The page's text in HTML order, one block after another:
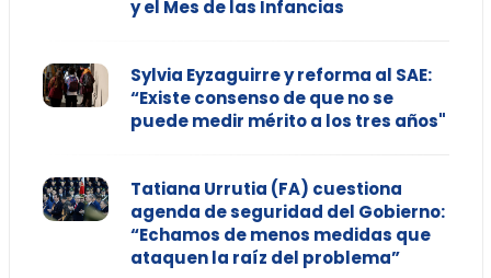
y el Mes de las Infancias
Sylvia Eyzaguirre y reforma al SAE:
“Existe consenso de que no se
puede medir mérito a los tres años"
Tatiana Urrutia (FA) cuestiona
agenda de seguridad del Gobierno:
“Echamos de menos medidas que
ataquen la raíz del problema”